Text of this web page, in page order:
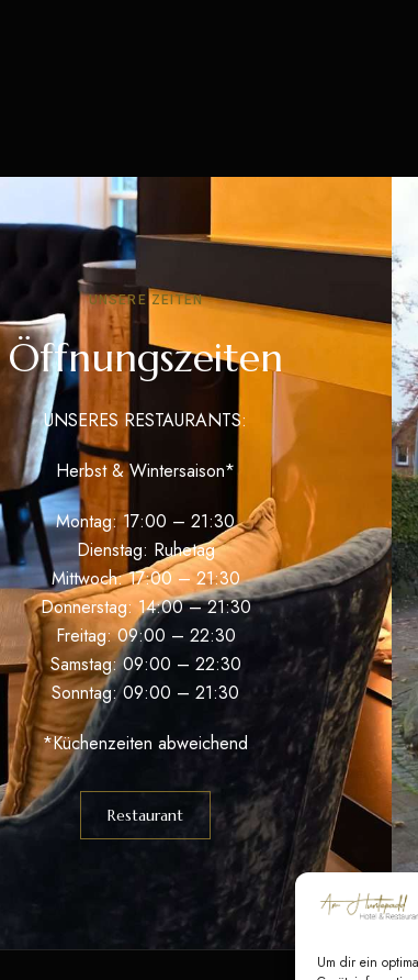
Um dir ein
UNSERE ZEITEN
Öffnungszeiten
UNSERES RESTAURANTS:
Herbst & Wintersaison*
Montag: 17:00 – 21:30
Dienstag: Ruhetag
Mittwoch: 17:00 – 21:30
Donnerstag: 14:00 – 21:30
Freitag: 09:00 – 22:30
Samstag: 09:00 – 22:30
Sonntag: 09:00 – 21:30
*Küchenzeiten abweichend
Restaurant